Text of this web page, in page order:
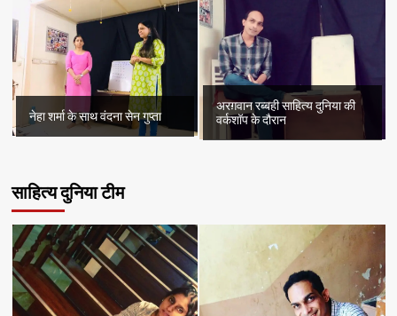
नेहा शर्मा के साथ वंदना सेन गुप्ता
अरग़वान रब्बही साहित्य दुनिया की
वर्कशॉप के दौरान
साहित्य दुनिया टीम